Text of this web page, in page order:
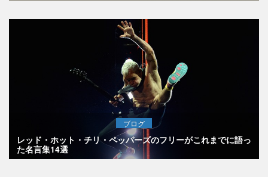
ブログ
レッド・ホット・チリ・ペッパーズのフリーがこれまでに語っ
た名言集14選